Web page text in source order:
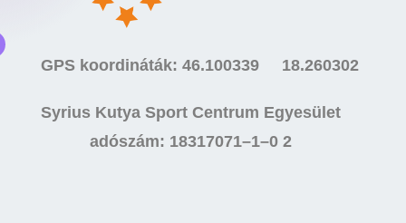
GPS koordináták: 46.100339 18.260302
Syrius Kutya Sport Centrum Egyesület
adószám: 18317071–1–0 2